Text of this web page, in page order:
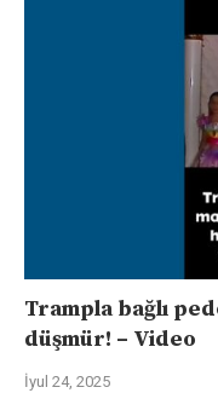
Trampla bağlı
düşmür! – Video
İyul 24, 2025